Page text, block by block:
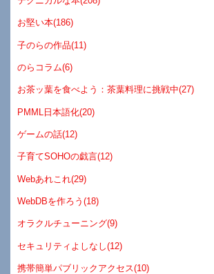
お堅い本(186)
子のらの作品(11)
のらコラム(6)
お茶ッ葉を食べよう：茶葉料理に挑戦中(27)
PMML日本語化(20)
ゲームの話(12)
子育てSOHOの戯言(12)
Webあれこれ(29)
WebDBを作ろう(18)
オラクルチューニング(9)
セキュリティよしなし(12)
携帯簡単パブリックアクセス(10)